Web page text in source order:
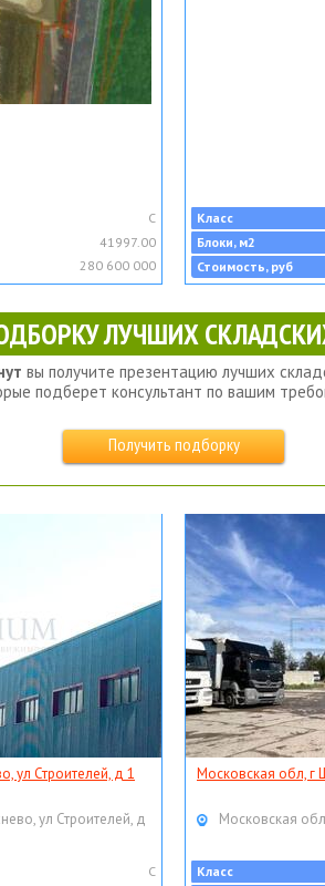
C
41997.00
280 600 000
Класс
Блоки, м2
Стоимость, руб
ЛУЧШИХ
вы получите презентацию лучших
подберет консультант по вашим
Получить подборку
ул Строителей, д 1
ул Строителей, д
C
Московская обл, г
Московская
Класс